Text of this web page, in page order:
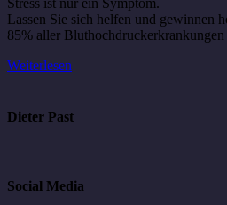
Stress ist nur ein Symptom.
Lassen Sie sich helfen und gewinnen
85% aller
Weiterlesen
Dieter Past
Social Media